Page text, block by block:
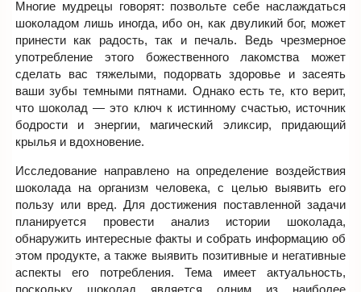
Многие мудрецы говорят: позвольте себе наслаждаться
шоколадом лишь иногда, ибо он, как двуликий бог, может
принести как радость, так и печаль. Ведь чрезмерное
употребление этого божественного лакомства может
сделать вас тяжелыми, подорвать здоровье и засеять
ваши зубы темными пятнами. Однако есть те, кто верит,
что шоколад — это ключ к истинному счастью, источник
бодрости и энергии, магический эликсир, придающий
крылья и вдохновение.
Исследование направлено на определение воздействия
шоколада на организм человека, с целью выявить его
пользу или вред. Для достижения поставленной задачи
планируется провести анализ истории шоколада,
обнаружить интересные факты и собрать информацию об
этом продукте, а также выявить позитивные и негативные
аспекты его потребления. Тема имеет актуальность,
поскольку шоколад является одним из наиболее